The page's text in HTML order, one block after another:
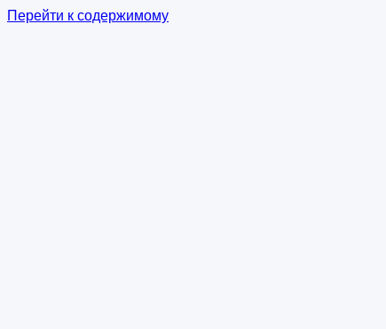
Перейти к содержимому